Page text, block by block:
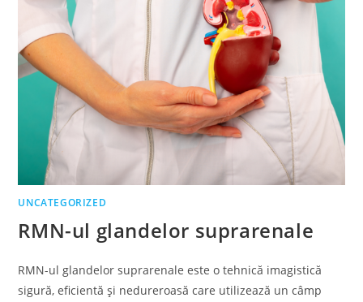
UNCATEGORIZED
RMN-ul glandelor suprarenale
RMN-ul glandelor suprarenale este o tehnică imagistică
sigură, eficientă și nedureroasă care utilizează un câmp